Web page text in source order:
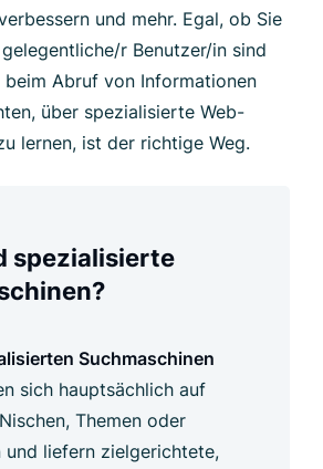
und mehr. Egal, ob Sie
r Benutzer/in sind
beim Abruf von Informationen
über spezialisierte Web-
lernen, ist der richtige Weg.
spezialisierte
Suchmaschinen
sich hauptsächlich auf
Themen oder
und liefern zielgerichtete,